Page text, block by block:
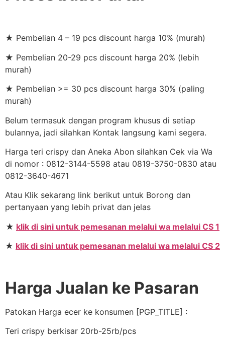
★ Pembelian 4 – 19 pcs discount harga 10% (murah)
★ Pembelian 20-29 pcs discount harga 20% (lebih
murah)
★ Pembelian >= 30 pcs discount harga 30% (paling
murah)
Belum termasuk dengan program khusus di setiap
bulannya, jadi silahkan Kontak langsung kami segera.
Harga teri crispy dan Aneka Abon silahkan Cek via Wa
di nomor : 0812-3144-5598 atau 0819-3750-0830 atau
0812-3640-4671
Atau Klik sekarang link berikut untuk Borong dan
pertanyaan yang lebih privat dan jelas
★ klik di sini untuk pemesanan melalui wa melalui CS 1
★ klik di sini untuk pemesanan melalui wa melalui CS 2
Harga Jualan ke Pasaran
Patokan Harga ecer ke konsumen [PGP_TITLE] :
Teri crispy berkisar 20rb-25rb/pcs